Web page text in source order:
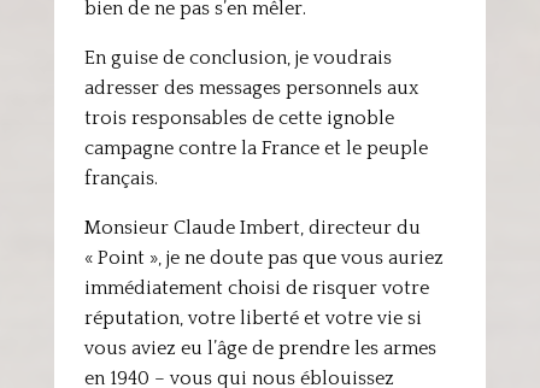
bien de ne pas s’en mêler.
En guise de conclusion, je voudrais
adresser des messages personnels aux
trois responsables de cette ignoble
campagne contre la France et le peuple
français.
Monsieur Claude Imbert, directeur du
« Point », je ne doute pas que vous auriez
immédiatement choisi de risquer votre
réputation, votre liberté et votre vie si
vous aviez eu l’âge de prendre les armes
en 1940 – vous qui nous éblouissez